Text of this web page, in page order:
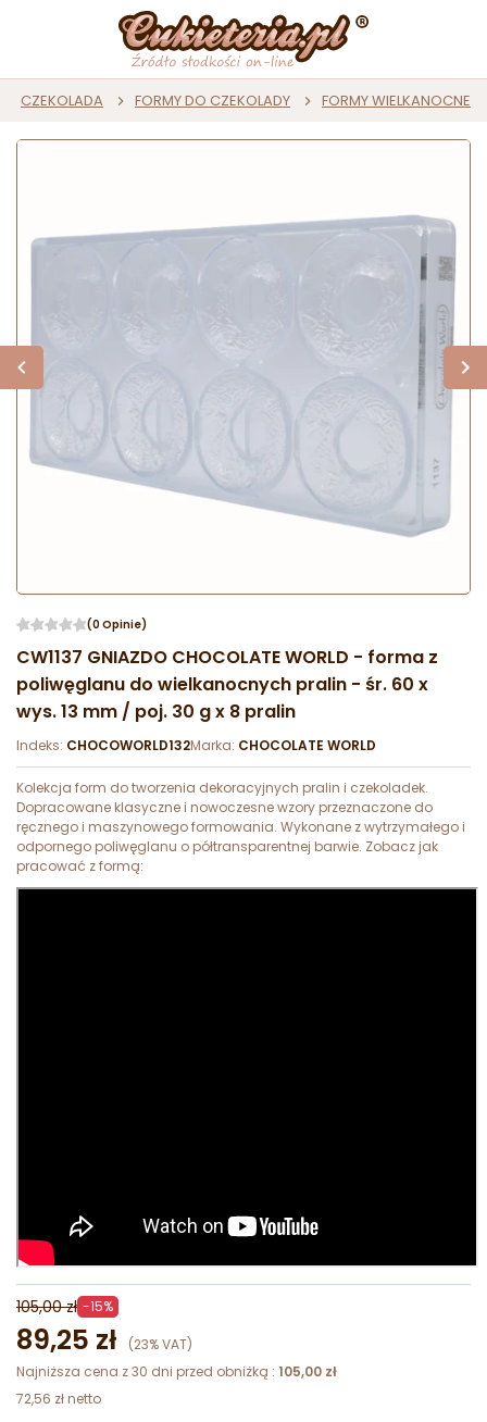
CZEKOLADA FORMY DO CZEKOLADY FORMY WIELKANOCNE
(0 Opinie)
CW1137 GNIAZDO CHOCOLATE WORLD - forma z
poliwęglanu do wielkanocnych pralin - śr. 60 x
wys. 13 mm / poj. 30 g x 8 pralin
Indeks: CHOCOWORLD132Marka: CHOCOLATE WORLD
Kolekcja form do tworzenia dekoracyjnych pralin i czekoladek.
Dopracowane klasyczne i nowoczesne wzory przeznaczone do
ręcznego i maszynowego formowania. Wykonane z wytrzymałego i
odpornego poliwęglanu o półtransparentnej barwie. Zobacz jak
pracować z formą:
105,00 zł -15%
89,25 zł
(23% VAT)
Najniższa cena z 30 dni przed obniżką : 105,00 zł
72,56 zł netto